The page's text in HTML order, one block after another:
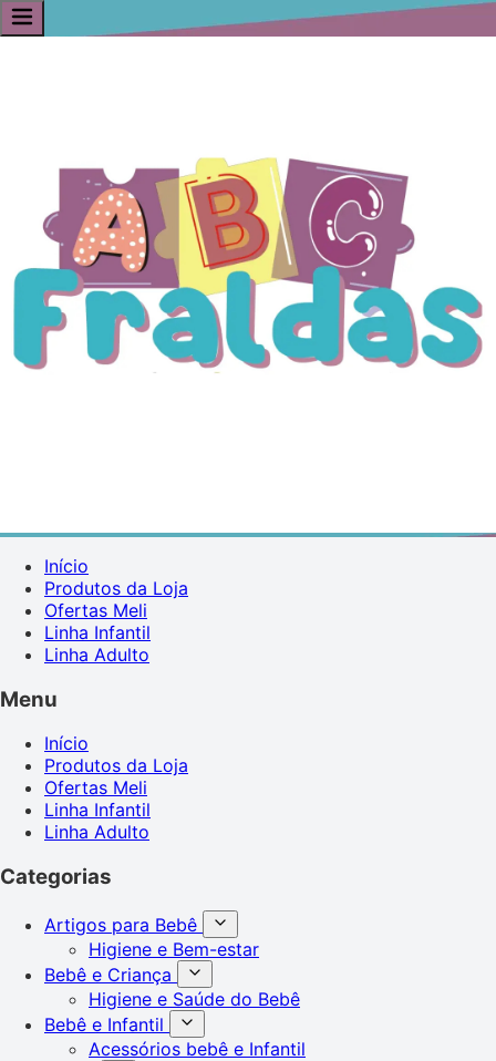
Início
Produtos da Loja
Ofertas Meli
Linha Infantil
Linha Adulto
Menu
Início
Produtos da Loja
Ofertas Meli
Linha Infantil
Linha Adulto
Categorias
Artigos para Bebê
Higiene e Bem-estar
Bebê e Criança
Higiene e Saúde do Bebê
Bebê e Infantil
Acessórios bebê e Infantil